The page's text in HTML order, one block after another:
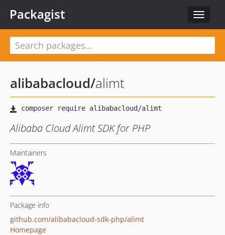
Toggle
Packagist
alibabacloud/alimt
Alibaba Cloud Alimt SDK for PHP
Maintainers
Package info
github.com/alibabacloud-sdk-php/alimt
Homepage